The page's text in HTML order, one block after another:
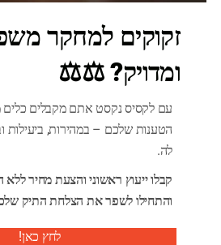
קטגוריות
זקוקים למחקר
ומדויק? ⚖️⚖️
עם לקסיס נקסט אתם מקבלים כלים
הטענות שלכם – במהירות, ביעילות
לה.
קבלו ייעוץ ראשוני והצעת מחיר ללא
והתחילו לשפר את הצלחת התיק
לחץ כאן!